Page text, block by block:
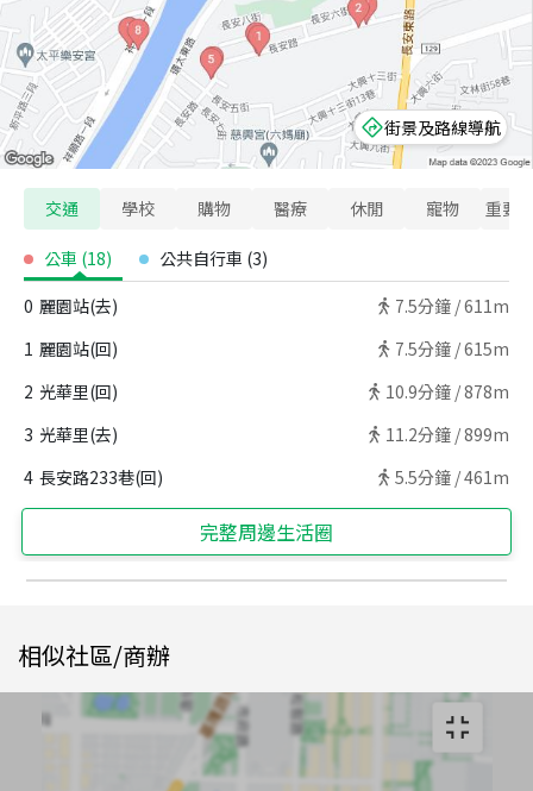
街景及路線導航
交通 學校 購物 醫療 休閒 寵物 重要
公車 (18) 公共自行車 (3)
0 麗園站(去) 7.5分鐘 /611m
1 麗園站(回) 7.5分鐘 /615m
2 光華里(回) 10.9分鐘 /878m
3 光華里(去) 11.2分鐘 /899m
4 長安路233巷(回) 5.5分鐘 /461m
完整周邊生活圈
相似社區/商辦